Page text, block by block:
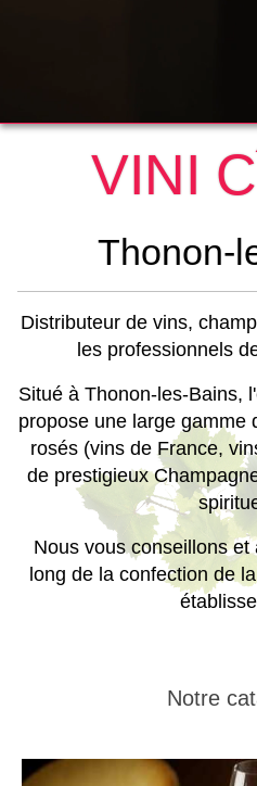
VINI
Thonon-
Distributeur de vins,
les professionnels
Situé à Thonon-les-Bains,
propose une large gamme
rosés (vins de France,
de prestigieux
Nous vous conseillons
long de la confection de
Notre